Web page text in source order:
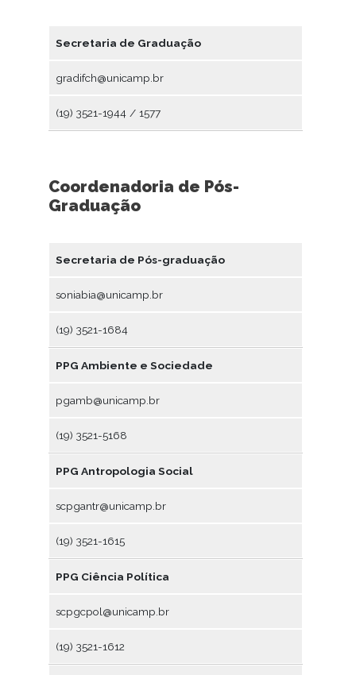
Secretaria de Graduação
gradifch@unicamp.br
(19) 3521-1944 / 1577
Coordenadoria de Pós-
Graduação
Secretaria de Pós-graduação
soniabia@unicamp.br
(19) 3521-1684
PPG Ambiente e Sociedade
pgamb@unicamp.br
(19) 3521-5168
PPG Antropologia Social
scpgantr@unicamp.br
(19) 3521-1615
PPG Ciência Política
scpgcpol@unicamp.br
(19) 3521-1612